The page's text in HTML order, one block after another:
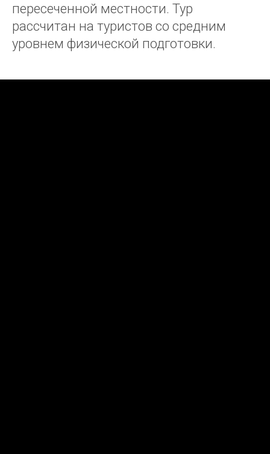
пересеченной местности. Тур
рассчитан на туристов со средним
уровнем физической подготовки.